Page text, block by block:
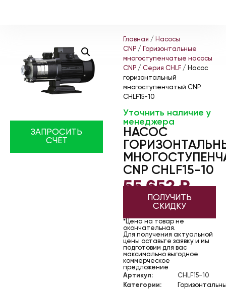
ЗАПРОСИТЬ
СЧЁТ
Главная / Насосы
CNP / Горизонтальные
многоступенчатые насосы
CNP / Серия CHLF / Насос
горизонтальный
многоступенчатый CNP
CHLF15-10
Уточнить наличие у
менеджера
НАСОС
CNP CHLF15-10
55 652₽
ПОЛУЧИТЬ
СКИДКУ
*Цена на товар не
окончательная.
Для получения актуальной
цены оставьте заявку и мы
подготовим для вас
максимально выгодное
коммерческое
предложение
Артикул:
CHLF15-10
Категории: